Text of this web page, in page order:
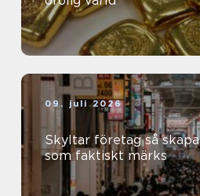
09. juli 2026
Skyltar företag så skapar du synlighet
som faktiskt märks